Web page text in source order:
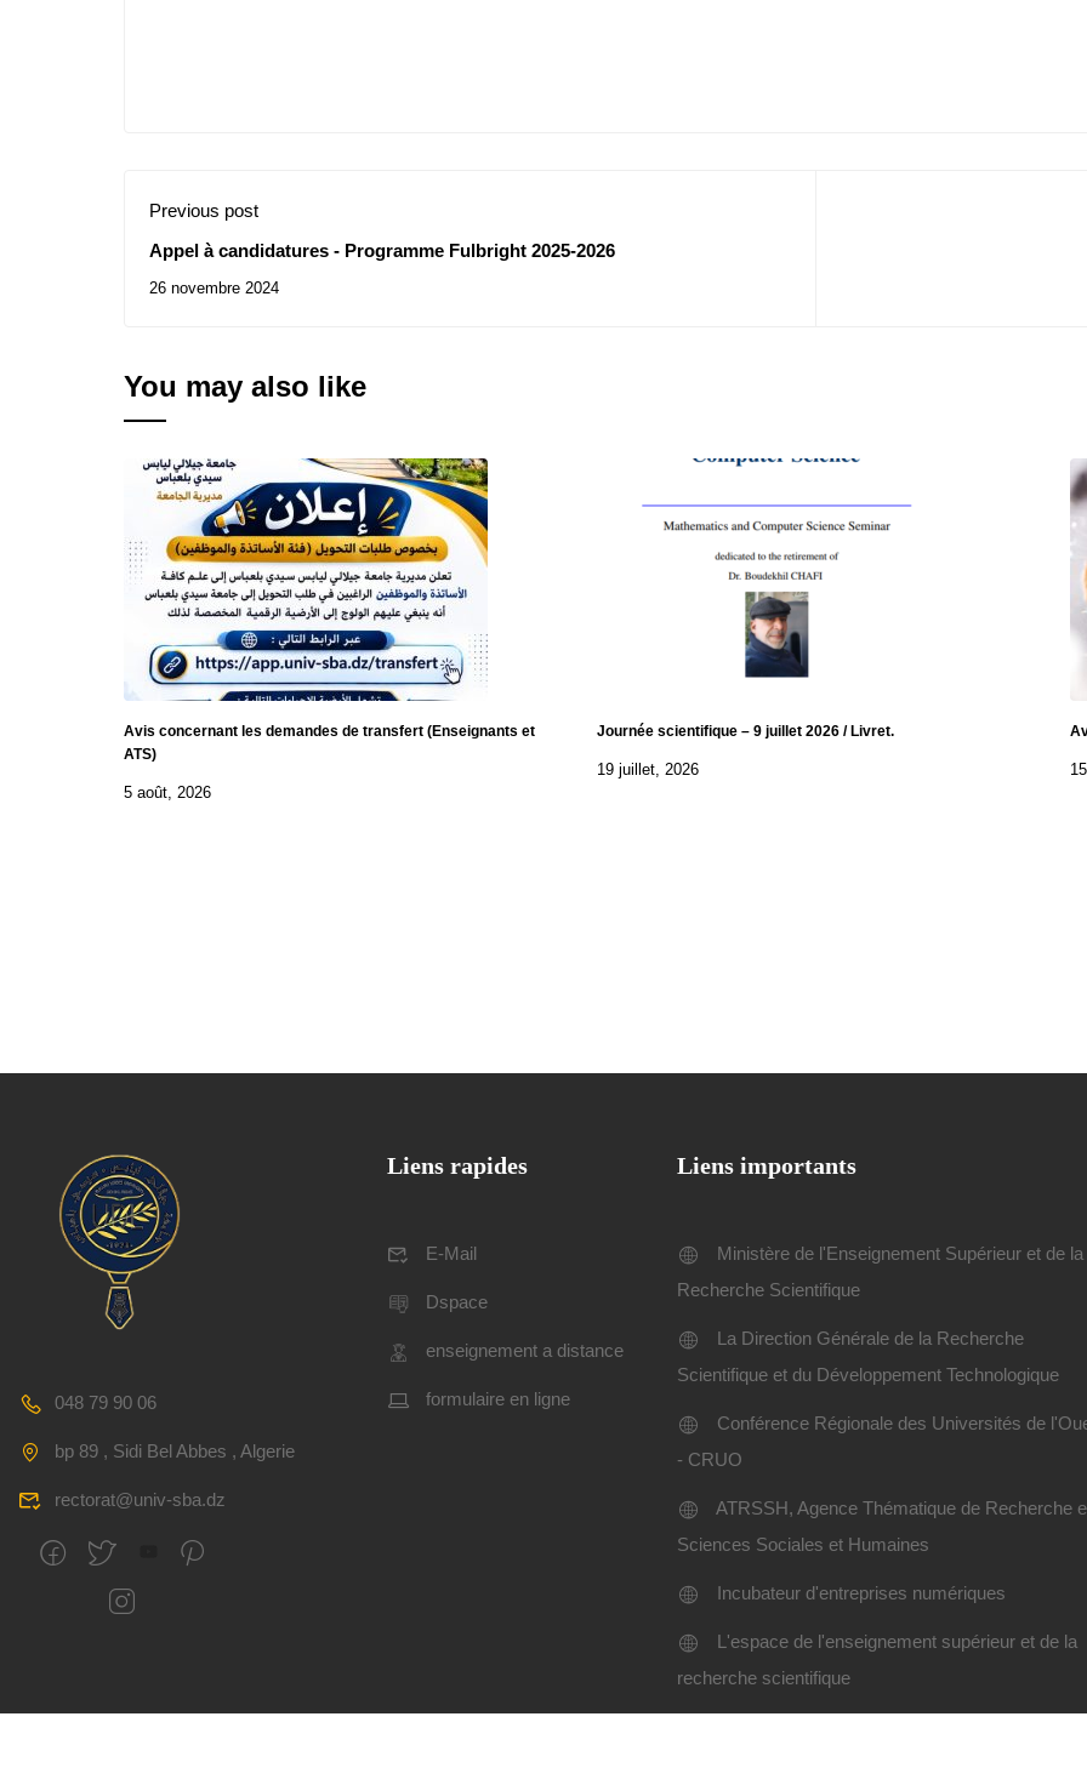
Previous post
Appel à candidatures - Programme Fulbright 2025-2026
26 novembre 2024
You may also like
Avis concernant les demandes de transfert (Enseignants et
ATS)
5 août, 2026
Journée scientifique – 9 juillet 2026 / Livret.
19 juillet, 2026
048 79 90 06
bp 89 , Sidi Bel Abbes , Algerie
rectorat@univ-sba.dz
Liens rapides
E-Mail
Dspace
enseignement a distance
formulaire en ligne
Liens importants
Ministère de l'Enseignement Supérieur et de la
Recherche Scientifique
La Direction Générale de la Recherche
Scientifique et du Développement Technologique
Conférence Régionale des Universités de
- CRUO
ATRSSH, Agence Thématique de Recherche
Sciences Sociales et Humaines
Incubateur d'entreprises numériques
L'espace de l'enseignement supérieur et de la
recherche scientifique